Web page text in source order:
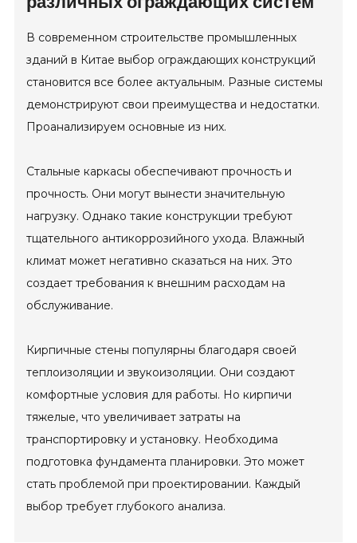
В современном строительстве промышленных
зданий в Китае выбор ограждающих конструкций
становится все более актуальным. Разные системы
демонстрируют свои преимущества и недостатки.
Проанализируем основные из них.
Стальные каркасы обеспечивают прочность и
прочность. Они могут вынести значительную
нагрузку. Однако такие конструкции требуют
тщательного антикоррозийного ухода. Влажный
климат может негативно сказаться на них. Это
создает требования к внешним расходам на
обслуживание.
Кирпичные стены популярны благодаря своей
теплоизоляции и звукоизоляции. Они создают
комфортные условия для работы. Но кирпичи
тяжелые, что увеличивает затраты на
транспортировку и установку. Необходима
подготовка фундамента планировки. Это может
стать проблемой при проектировании. Каждый
выбор требует глубокого анализа.